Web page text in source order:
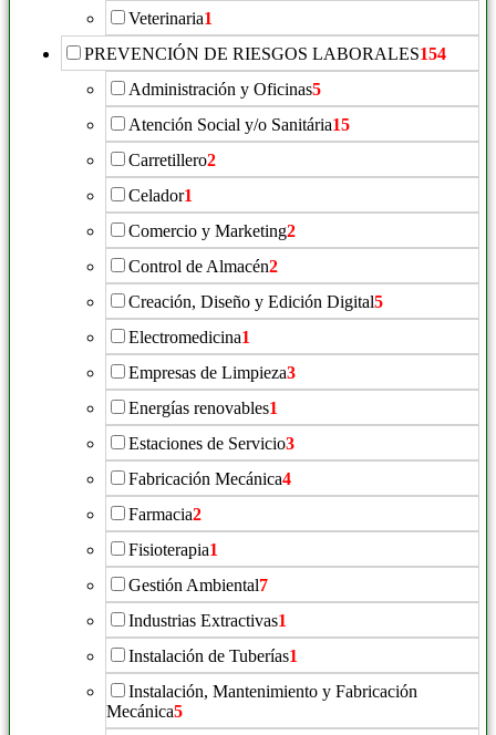
Veterinaria1
PREVENCIÓN DE RIESGOS LABORALES154
Administración y Oficinas5
Atención Social y/o Sanitária15
Carretillero2
Celador1
Comercio y Marketing2
Control de Almacén2
Creación, Diseño y Edición Digital5
Electromedicina1
Empresas de Limpieza3
Energías renovables1
Estaciones de Servicio3
Fabricación Mecánica4
Farmacia2
Fisioterapia1
Gestión Ambiental7
Industrias Extractivas1
Instalación de Tuberías1
Instalación, Mantenimiento y Fabricación
Mecánica5